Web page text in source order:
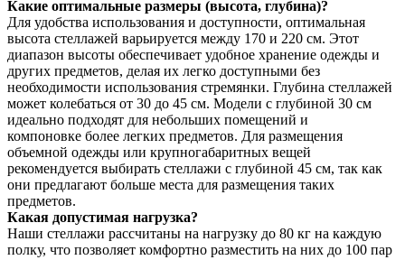
Какие оптимальные размеры (высота, глубина)?
Для удобства использования и доступности, оптимальная
высота стеллажей варьируется между 170 и 220 см. Этот
диапазон высоты обеспечивает удобное хранение одежды и
других предметов, делая их легко доступными без
необходимости использования стремянки. Глубина стеллажей
может колебаться от 30 до 45 см. Модели с глубиной 30 см
идеально подходят для небольших помещений и
компоновке более легких предметов. Для размещения
объемной одежды или крупногабаритных вещей
рекомендуется выбирать стеллажи с глубиной 45 см, так как
они предлагают больше места для размещения таких
предметов.
Какая допустимая нагрузка?
Наши стеллажи рассчитаны на нагрузку до 80 кг на каждую
полку, что позволяет комфортно разместить на них до 100 пар